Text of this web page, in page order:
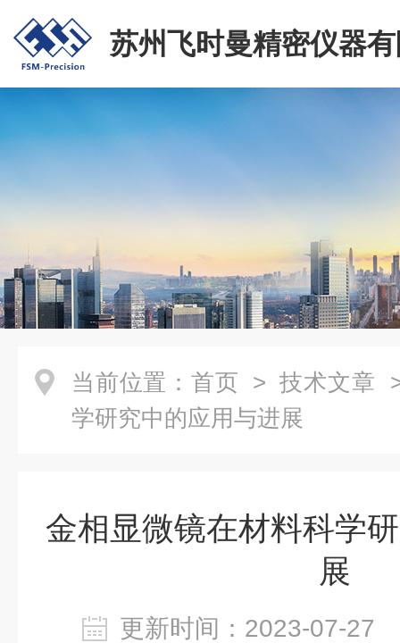
苏州飞时曼精密仪器
当前位置： 首页 > 技术文章
学研究中的应用与进展
金相显微镜在材料科学
展
更新时间：2023-07-